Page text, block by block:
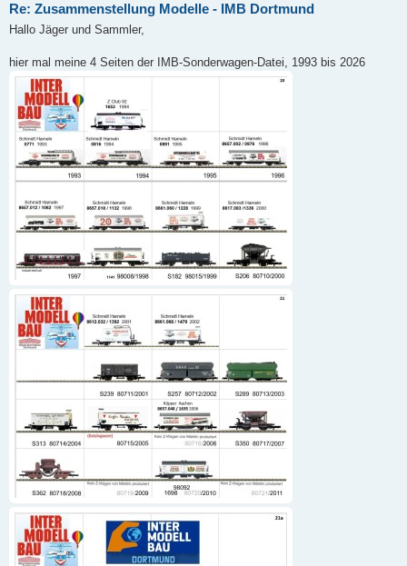
Re: Zusammenstellung Modelle - IMB Dortmund
Hallo Jäger und Sammler,
hier mal meine 4 Seiten der IMB-Sonderwagen-Datei, 1993 bis 2026